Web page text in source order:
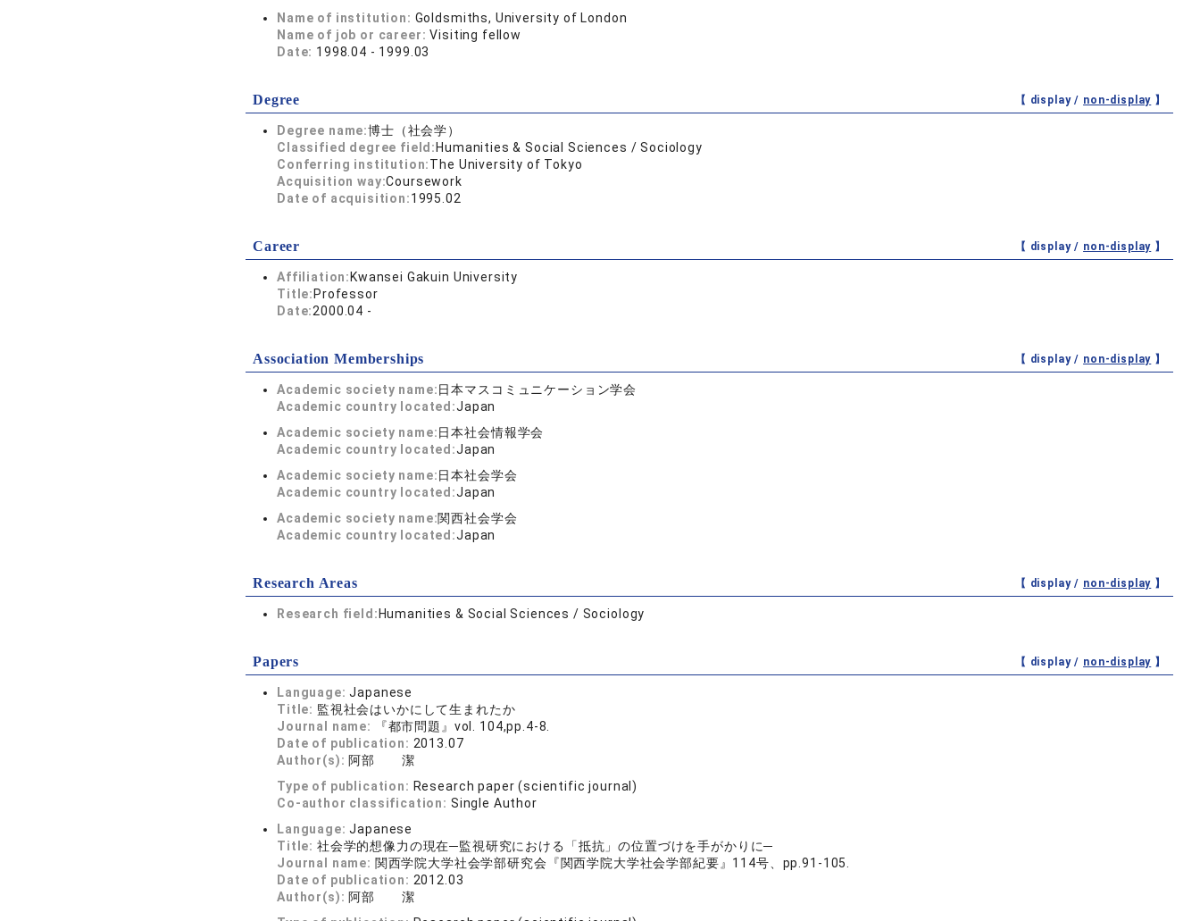
Name of institution: Goldsmiths, University of London
Name of job or career:Visiting fellow
Date: 1998.04 - 1999.03
Degree 【 display / non-display 】
Degree name:博士（社会学）
Classified degree field: Humanities & Social Sciences / Sociology
Conferring institution:The University of Tokyo
Acquisition way:Coursework
Date of acquisition:1995.02
Career 【 display / non-display 】
Affiliation: Kwansei Gakuin University
Title: Professor
Date:2000.04 -
Association Memberships 【 display / non-display 】
Academic society name:日本マスコミュニケーション学会
Academic country located:Japan
Academic society name:日本社会情報学会
Academic country located:Japan
Academic society name:日本社会学会
Academic country located:Japan
Academic society name:関西社会学会
Academic country located:Japan
Research Areas 【 display / non-display 】
Research field: Humanities & Social Sciences / Sociology
Papers 【 display / non-display 】
Language:Japanese
Title: 監視社会はいかにして生まれたか
Journal name:
『都市問題』vol. 104,pp.4-8.
Date of publication: 2013.07
Author(s): 阿部 潔
Type of publication: Research paper (scientific journal)
Co-author classification: Single Author
Language:Japanese
Title: 社会学的想像力の現在─監視研究における「抵抗」の位置づけを手がかりに─
Journal name: 関西学院大学社会学部研究会『関西学院大学社会学部紀要』114号、pp.91-105.
Date of publication: 2012.03
Author(s): 阿部 潔